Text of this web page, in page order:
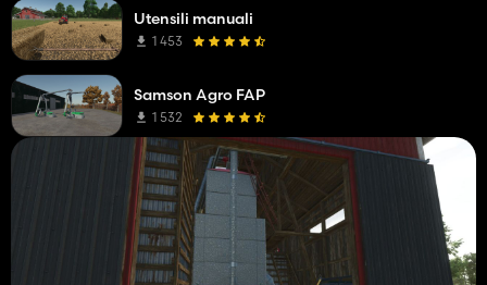
Utensili manuali
1 453
Samson Agro FAP
1 532